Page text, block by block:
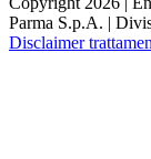
Parma S.p.A. |
Disclaimer